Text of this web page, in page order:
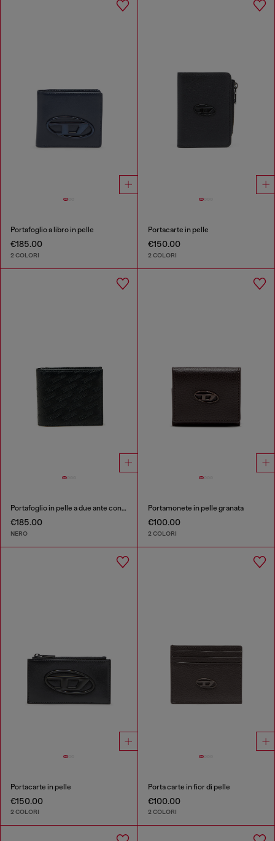
Portafoglio a libro in pelle
€185.00
2 COLORI
Portacarte in pelle
€150.00
2 COLORI
Portafoglio in pelle a due ante con logo all-over embossato
€185.00
NERO
Portamonete in pelle granata
€100.00
2 COLORI
Portacarte in pelle
€150.00
2 COLORI
Porta carte in fior di pelle
€100.00
2 COLORI